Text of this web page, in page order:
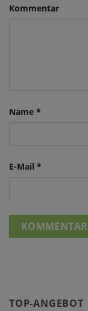
TOP-ANGEBOT
Kommentar
Name *
E-Mail *